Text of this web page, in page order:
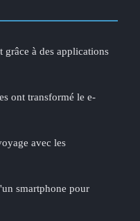
grâce à des applications
ont transformé le e-
avec les
smartphone pour